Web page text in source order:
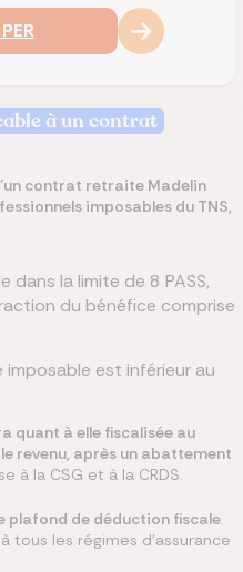
à un contrat
contrat retraite Madelin
imposables du TNS,
dans la limite de 8 PASS,
du bénéfice comprise
imposable est inférieur au
quant à elle fiscalisée au
revenu, après un abattement
à la CSG et à la CRDS.
plafond de déduction fiscale.
tous les régimes d’assurance